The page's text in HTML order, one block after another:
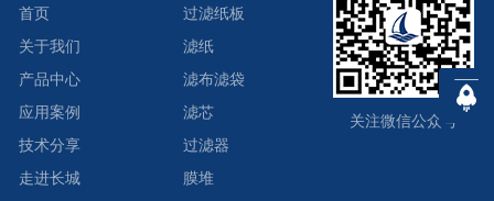
首页
关于我们
产品中心
应用案例
技术分享
走进长城
过滤纸板
滤纸
滤布滤袋
滤芯
过滤器
膜堆
关注微信公众号